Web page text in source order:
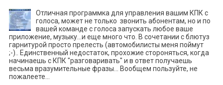
Отличная программка для управления вашим КПК с
голоса, может не только звонить абонентам, но и по
вашей команде с голоса запускать любое ваше
приложение, музыку...и еще много что. В сочетании с блютуз
гарнитурой просто прелесть (автомобилисты меня поймут
;-).. Единственный недостаток, прохожие стороняться, когда
начинаешь с КПК "разговаривать" и в ответ получаешь
весьма вразумительные фразы... Вообщем пользуйте, не
пожалеете...